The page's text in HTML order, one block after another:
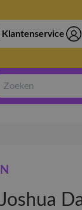
Klantenservice